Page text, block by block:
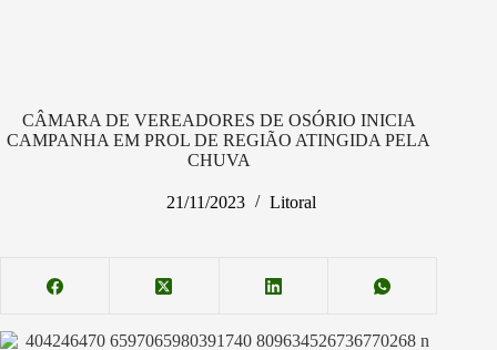
CÂMARA DE VEREADORES DE OSÓRIO INICIA
CAMPANHA EM PROL DE REGIÃO ATINGIDA PELA
CHUVA
21/11/2023 Litoral